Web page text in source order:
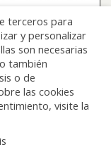
sobre el
derechos, consulte la
politica-de-
terceros para
y personalizar
son necesarias
también
o de
las cookies
visite la